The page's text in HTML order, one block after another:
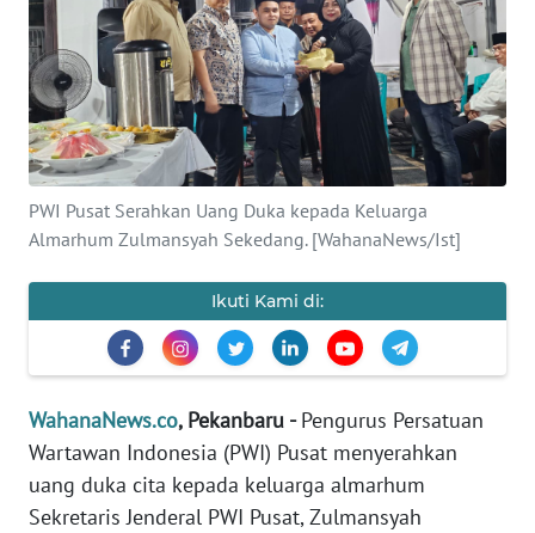
PWI Pusat Serahkan Uang Duka kepada Keluarga
Almarhum Zulmansyah Sekedang. [WahanaNews/Ist]
Ikuti Kami di:
WahanaNews.co, Pekanbaru -Pengurus Persatuan
Wartawan Indonesia (PWI) Pusat menyerahkan
uang duka cita kepada keluarga almarhum
Sekretaris Jenderal PWI Pusat, Zulmansyah
KESEHATAN
INTERNASIONAL
SERBA-SERBI
PENDIDIKAN
OLAHRAGA
EDITORIAL
Informasi